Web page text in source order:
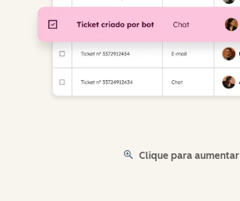
Clique para aumentar